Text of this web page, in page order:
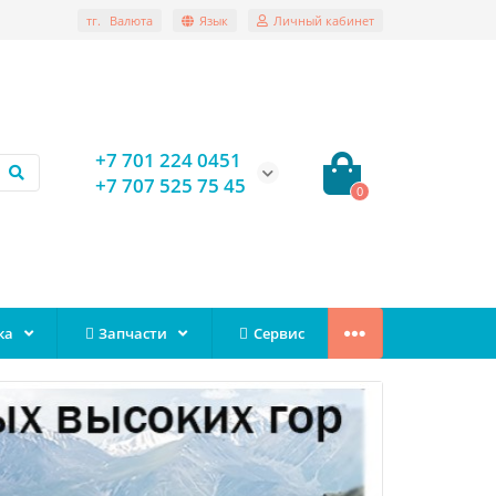
тг. Валюта Язык Личный кабинет
+7 701 224 0451
+7 707 525 75 45
0
Запчасти Сервис